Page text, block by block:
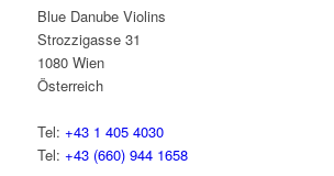
Blue Danube Violins
Strozzigasse 31
1080 Wien
Österreich
Tel: +43 1 405 4030
Tel: +43 (660) 944 1658